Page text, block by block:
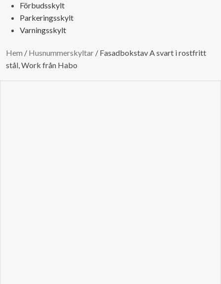
Förbudsskylt
Parkeringsskylt
Varningsskylt
Hem / Husnummerskyltar / Fasadbokstav A svart i rostfritt
stål, Work från Habo